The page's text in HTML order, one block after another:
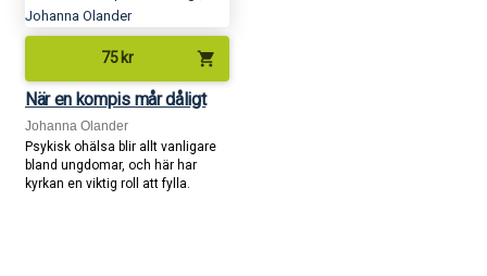
75 kr shopping_cart
När en kompis mår dåligt
Johanna Olander
Psykisk ohälsa blir allt vanligare
bland ungdomar, och här har
kyrkan en viktig roll att fylla.